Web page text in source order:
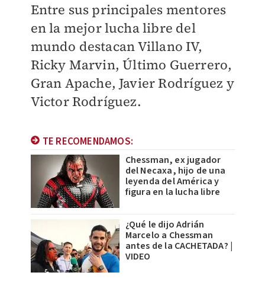
Entre sus principales mentores
en la mejor lucha libre del
mundo destacanVillano IV,
Ricky Marvin, Último Guerrero,
Gran Apache, Javier Rodríguez y
Victor Rodríguez.
TE RECOMENDAMOS:
Chessman, ex jugador
del Necaxa, hijo de una
leyenda del América y
figura en la lucha libre
¿Qué le dijo Adrián
Marcelo a Chessman
antes de la CACHETADA? |
VIDEO